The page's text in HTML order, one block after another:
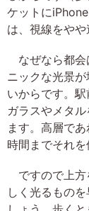
ケットに
は、視線をやや
なぜなら都会
ニックな光景
いからです。駅
ガラスやメタ
ます。高層で
時間までそれを
ですので上方
しく光るもの